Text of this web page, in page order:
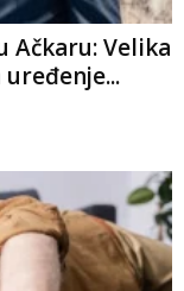
Ačkaru: Velika